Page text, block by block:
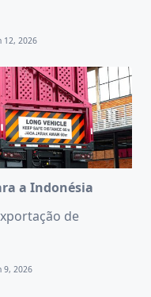
12, 2026
a Indonésia
de
9, 2026